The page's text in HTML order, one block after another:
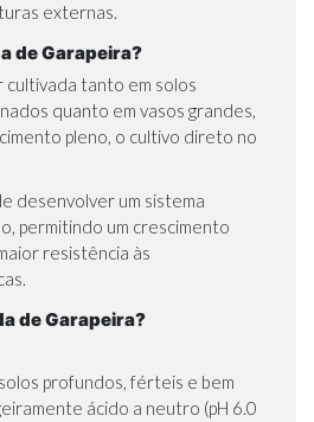
externas.
de Garapeira?
cultivada tanto em solos
quanto em vasos grandes,
pleno, o cultivo direto no
desenvolver um sistema
permitindo um crescimento
resistência às
de Garapeira?
profundos, férteis e bem
ácido a neutro (pH 6.0